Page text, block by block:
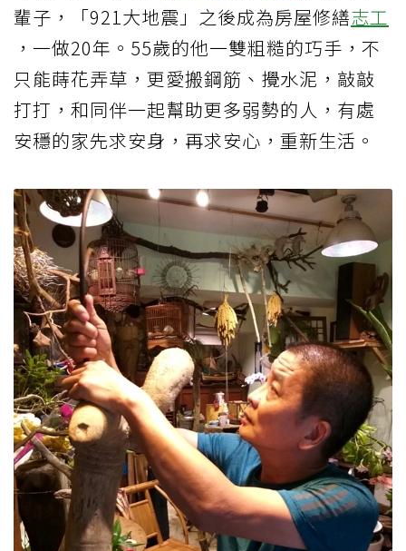
輩子，「921大地震」之後成為房屋修繕志工
，一做20年。55歲的他一雙粗糙的巧手，不
只能蒔花弄草，更愛搬鋼筋、攪水泥，敲敲
打打，和同伴一起幫助更多弱勢的人，有處
安穩的家先求安身，再求安心，重新生活。